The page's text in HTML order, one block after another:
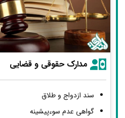
مدارک حقوقی و قضایی
سند ازدواج و طلاق
گواهی عدم سوءپیشینه